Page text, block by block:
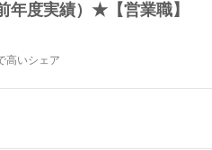
度実績）★【営業職】
高いシェア